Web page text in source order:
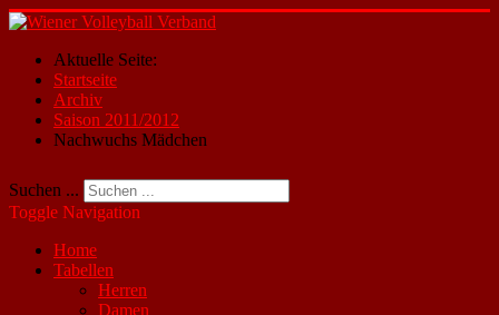
Aktuelle Seite:
Startseite
Archiv
Saison 2011/2012
Nachwuchs Mädchen
Suchen ...
Toggle Navigation
Home
Tabellen
Herren
Damen